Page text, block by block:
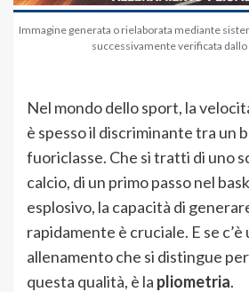
Immagine generata o rielaborata mediante
successivamente verificata
Nel mondo dello sport, la
è spesso il discriminante tra un
fuoriclasse. Che si tratti di uno
calcio, di un primo passo nel
esplosivo, la capacità di
rapidamente è cruciale. E se
allenamento che si distingue
questa qualità, è la pliometria.